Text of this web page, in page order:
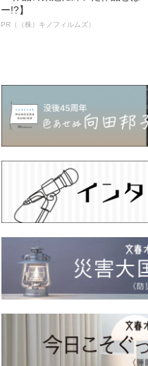
ー!?】
PR（（株）キノフィルムズ）